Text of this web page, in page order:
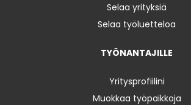
Selaa yrityksiä
Selaa työluetteloa
TYÖNANTAJILLE
Yritysprofiilini
Muokkaa työpaikkoja